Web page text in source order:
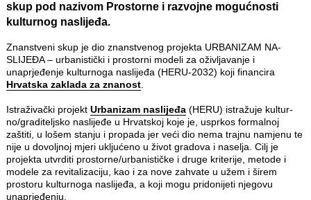
skup pod nazivom Prostorne i razvojne mogućnosti
kulturnog naslijeđa.
Znanstveni skup je dio znanstvenog projekta URBANIZAM NA­
SLIJEĐA – urbanistički i prostorni modeli za oživljavanje i
unaprjeđenje kulturnoga naslijeđa (HERU-2032) koji financira
Hrvatska zaklada za znanost.
Istraživački projekt Urbanizam naslijeđa(HERU) istražuje kultur­
no/graditeljsko naslijeđe u Hrvatskoj koje je, usprkos formalnoj
zaštiti, u lošem stanju i propada jer veći dio nema trajnu namjenu te
nije u dovoljnoj mjeri ukljućeno u život gradova i naselja. Cilj je
projekta utvrditi prostorne/urbanističke i druge kriterije, metode i
modele za revitalizaciju, kao i za nove zahvate u užem i širem
prostoru kulturnoga naslijeđa, a koji mogu pridonijeti njegovu
unaprjeđenju.